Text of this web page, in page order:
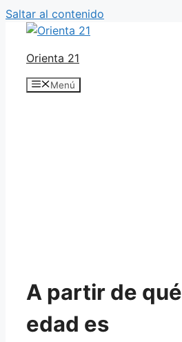
Saltar al contenido
Orienta 21
Menú
A partir de qué
edad es